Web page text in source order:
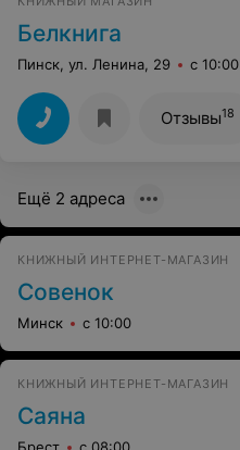
Белкнига
Пинск, ул. Ленина, 29 с 10:00
Отзывы18
Ещё 2 адреса
КНИЖНЫЙ ИНТЕРНЕТ-МАГАЗИН
Совенок
Минск с 10:00
КНИЖНЫЙ ИНТЕРНЕТ-МАГАЗИН
Саяна
Брест с 08:00